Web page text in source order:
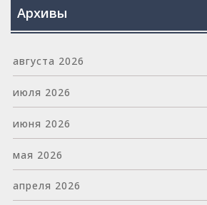
Архивы
августа 2026
июля 2026
июня 2026
мая 2026
апреля 2026